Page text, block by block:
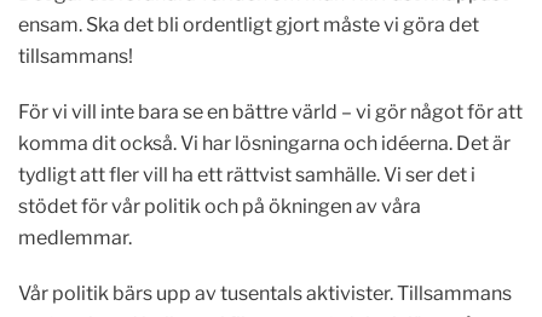
ensam. Ska det bli ordentligt gjort måste vi göra det
tillsammans!
För vi vill inte bara se en bättre värld – vi gör något för att
komma dit också. Vi har lösningarna och idéerna. Det är
tydligt att fler vill ha ett rättvist samhälle. Vi ser det i
stödet för vår politik och på ökningen av våra
medlemmar.
Vår politik bärs upp av tusentals aktivister. Tillsammans